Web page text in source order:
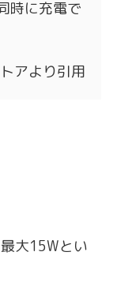
時に充電で
アより引用
大15Wとい